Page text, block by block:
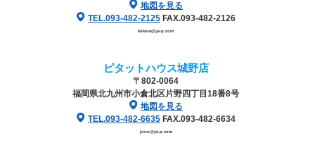
地図を見る
TEL.093-482-2125FAX.093-482-2126
kokura@ys-p.com
ピタットハウス城野店
〒802-0064
福岡県北九州市小倉北区片野四丁目18番8号
地図を見る
TEL.093-482-6635FAX.093-482-6634
jono@ys-p.com